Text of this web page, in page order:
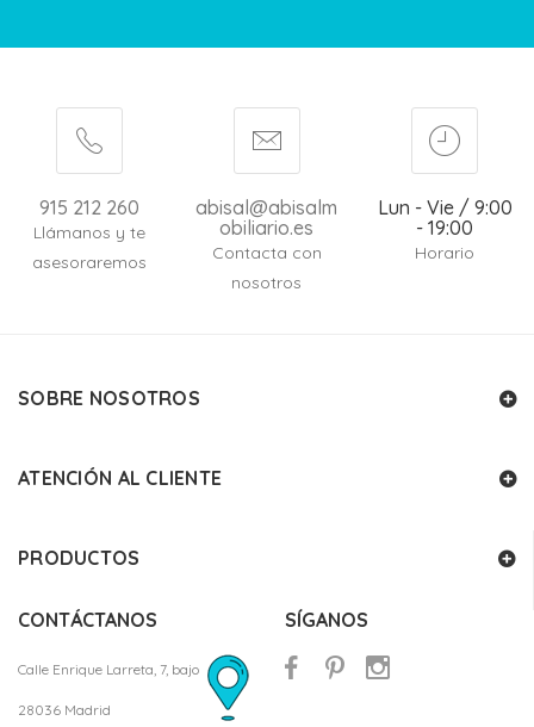
915 212 260
Llámanos y te
asesoraremos
abisal@abisalm
obiliario.es
Contacta con
nosotros
Lun - Vie / 9:00
- 19:00
Horario
SOBRE NOSOTROS
ATENCIÓN AL CLIENTE
PRODUCTOS
CONTÁCTANOS
Calle Enrique Larreta, 7, bajo
28036 Madrid
SÍGANOS